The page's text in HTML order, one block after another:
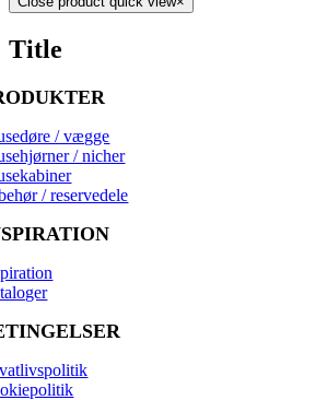
Title
/ vægge
/ nicher
/ reservedele